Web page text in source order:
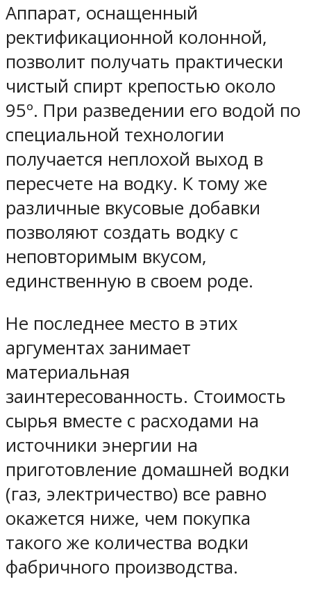
Аппарат, оснащенный
ректификационной колонной,
позволит получать практически
чистый спирт крепостью около
95º. При разведении его водой по
специальной технологии
получается неплохой выход в
пересчете на водку. К тому же
различные вкусовые добавки
позволяют создать водку с
неповторимым вкусом,
единственную в своем роде.
Не последнее место в этих
аргументах занимает
материальная
заинтересованность. Стоимость
сырья вместе с расходами на
источники энергии на
приготовление домашней водки
(газ, электричество) все равно
окажется ниже, чем покупка
такого же количества водки
фабричного производства.